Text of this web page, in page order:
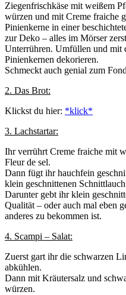
Ziegenfrischkäse mit weißem
würzen und mit Creme fraiche
Pinienkerne in einer
zur Deko – alles im Mörser
Unterrühren. Umfüllen und mit
Pinienkernen dekorieren.
Schmeckt auch genial zum
2. Das Brot:
Klickst du hier: *klick*
3. Lachstartar:
Ihr verrührt Creme fraiche mit
Fleur de sel.
Dann fügt ihr hauchfein
klein geschnittenen
Darunter gebt ihr klein
Qualität – oder auch mal eben
anderes zu bekommen ist.
4. Scampi – Salat:
Zuerst gart ihr die schwarzen
abkühlen.
Dann mit Kräutersalz und
würzen.